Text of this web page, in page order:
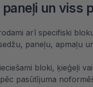
un viss
arī specifiski
paneļu, apmaļu
bloki, ķieģeļi
pasūtījuma